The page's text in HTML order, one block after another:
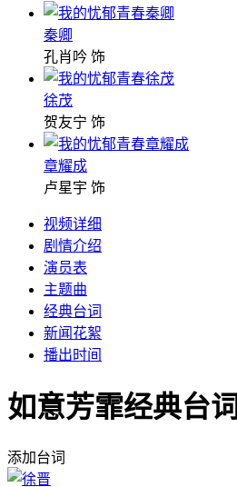
秦卿
孔肖吟 饰
徐茂
贺友宁 饰
章耀成
卢星宇 饰
视频详细
剧情介绍
演员表
主题曲
经典台词
新闻花絮
播出时间
如意芳霏经典台词
添加台词